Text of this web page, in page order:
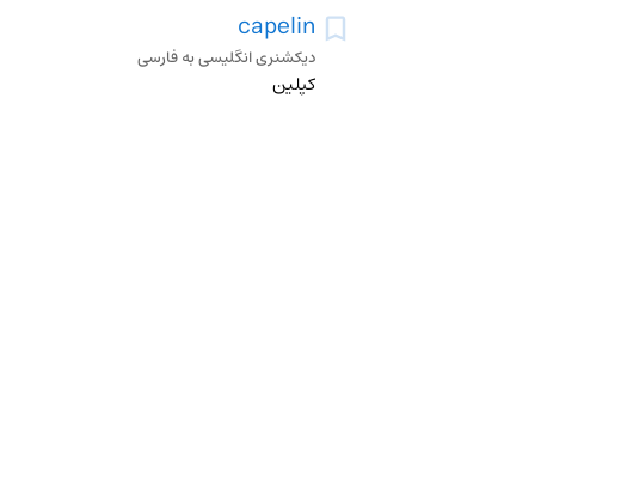
capelin
دیکشنری انگلیسی به فارسی
کپلین